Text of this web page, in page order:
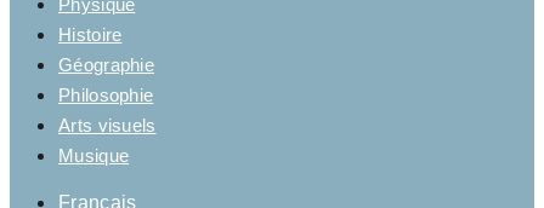
Physique
Histoire
Géographie
Philosophie
Arts visuels
Musique
Français